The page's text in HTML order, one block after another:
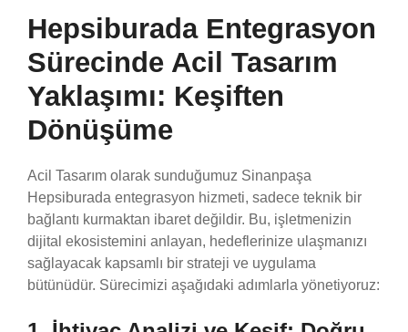
Hepsiburada Entegrasyon
Sürecinde Acil Tasarım
Yaklaşımı: Keşiften
Dönüşüme
Acil Tasarım olarak sunduğumuz Sinanpaşa
Hepsiburada entegrasyon hizmeti, sadece teknik bir
bağlantı kurmaktan ibaret değildir. Bu, işletmenizin
dijital ekosistemini anlayan, hedeflerinize ulaşmanızı
sağlayacak kapsamlı bir strateji ve uygulama
bütünüdür. Sürecimizi aşağıdaki adımlarla yönetiyoruz: